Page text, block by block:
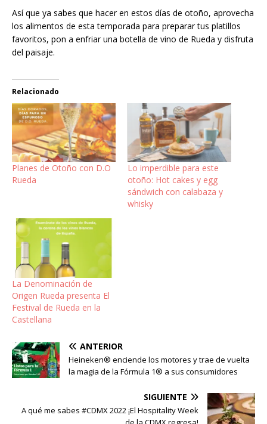
Así que ya sabes que hacer en estos días de otoño, aprovecha
los alimentos de esta temporada para preparar tus platillos
favoritos, pon a enfriar una botella de vino de Rueda y disfruta
del paisaje.
Relacionado
Planes de Otoño con D.O
Rueda
Lo imperdible para este
otoño: Hot cakes y egg
sándwich con calabaza y
whisky
La Denominación de
Origen Rueda presenta El
Festival de Rueda en la
Castellana
ANTERIOR
Heineken® enciende los motores y trae de vuelta
la magia de la Fórmula 1® a sus consumidores
SIGUIENTE
A qué me sabes #CDMX 2022 ¡El Hospitality Week